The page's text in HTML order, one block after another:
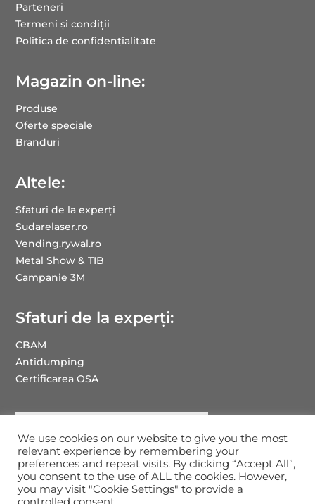
Parteneri
Termeni și condiții
Politica de confidențialitate
Magazin on-line:
Produse
Oferte speciale
Branduri
Altele:
Sfaturi de la experți
Sudarelaser.ro
Vending.rywal.ro
Metal Show & TIB
Campanie 3M
Sfaturi de la experți:
CBAM
Antidumping
Certificarea OSA
Drepturi de autor RYWAL-RHC ROMANIA: 2025
We use cookies on our website to give you the most
relevant experience by remembering your
preferences and repeat visits. By clicking “Accept All”,
you consent to the use of ALL the cookies. However,
you may visit "Cookie Settings" to provide a